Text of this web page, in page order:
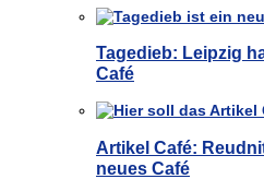
Tagedieb: Leipzig
Café
Artikel Café:
neues Café